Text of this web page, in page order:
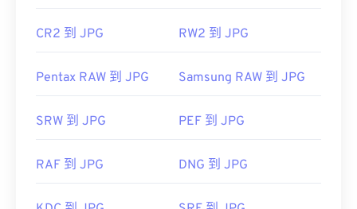
CR2 到 JPG RW2 到 JPG
Pentax RAW 到 JPG Samsung RAW 到 JPG
SRW 到 JPG PEF 到 JPG
RAF 到 JPG DNG 到 JPG